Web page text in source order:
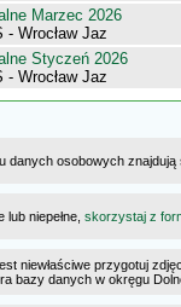
Marzec 2026
- Wrocław Jaz
Styczeń 2026
- Wrocław Jaz
danych osobowych
niepełne, skorzystaj z
niewłaściwe przygotuj
bazy danych w okręgu